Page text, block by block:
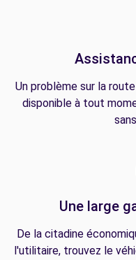
Un problème sur la
disponible à tout
Une large
De la citadine
l'utilitaire, trouvez le